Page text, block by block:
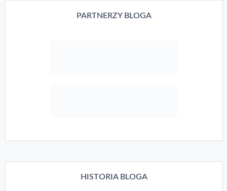
PARTNERZY BLOGA
HISTORIA BLOGA